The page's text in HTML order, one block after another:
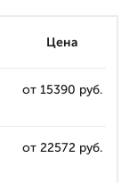
Цена
от 15390 руб.
от 22572 руб.